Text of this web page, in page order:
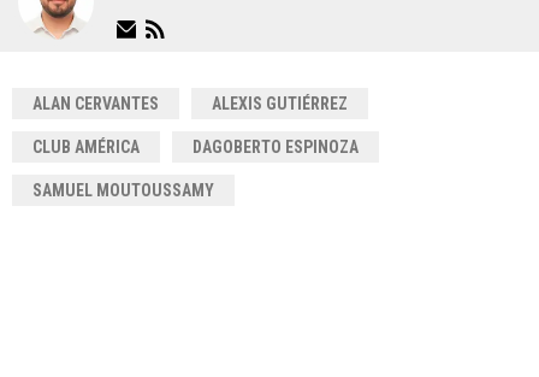
ALAN CERVANTES ALEXIS GUTIÉRREZ
CLUB AMÉRICA DAGOBERTO ESPINOZA
SAMUEL MOUTOUSSAMY